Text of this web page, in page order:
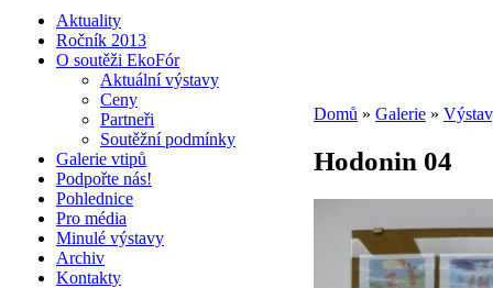
Aktuality
Ročník 2013
O soutěži EkoFór
Aktuální výstavy
Ceny
Partneři
Soutěžní podmínky
Galerie vtipů
Podpořte nás!
Pohlednice
Pro média
Minulé výstavy
Archiv
Kontakty
Domů » Galerie »
Hodonin 04